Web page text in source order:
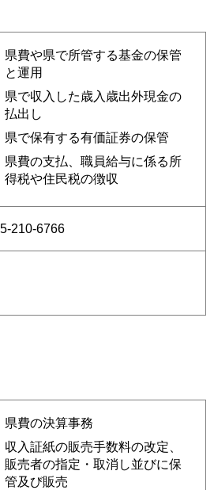
県費や県で所管する基金の保管
と運用
県で収入した歳入歳出外現金の
払出し
県で保有する有価証券の保管
県費の支払、職員給与に係る所
得税や住民税の徴収
210-6766
県費の決算事務
収入証紙の販売手数料の改定、
販売者の指定・取消し並びに保
管及び販売